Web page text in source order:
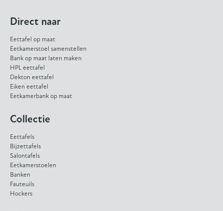
Direct naar
Eettafel op maat
Eetkamerstoel samenstellen
Bank op maat laten maken
HPL eettafel
Dekton eettafel
Eiken eettafel
Eetkamerbank op maat
Collectie
Eettafels
Bijzettafels
Salontafels
Eetkamerstoelen
Banken
Fauteuils
Hockers